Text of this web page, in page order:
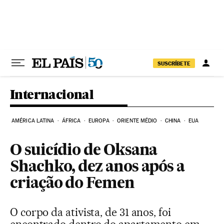
SUSCRÍBETE
Internacional
AMÉRICA LATINA ÁFRICA EUROPA ORIENTE MÉDIO CHINA EUA
O suicídio de Oksana
Shachko, dez anos após a
criação do Femen
O corpo da ativista, de 31 anos, foi